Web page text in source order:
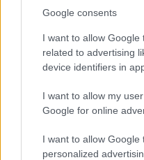
Google consents
I want to allow Google
related to advertising
device identifiers in
I want to allow my
Google for online
I want to allow Google
personalized
Robbie
Maxi piano tra
Salvini al
nonno gli